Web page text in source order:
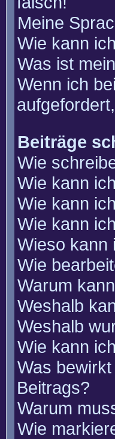
Meine
Wie kann
Was ist
Wenn ich
Beiträge
Wie
Wie kann
Wie kann
Wie kann
Wieso kann
Wie
Warum
Weshalb
Weshalb
Wie kann
Was
Beitrags?
Warum
Wie